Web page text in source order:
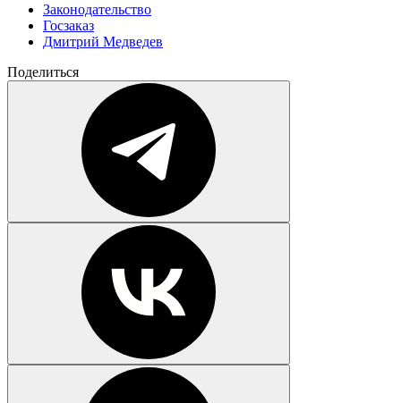
Законодательство
Госзаказ
Дмитрий Медведев
Поделиться